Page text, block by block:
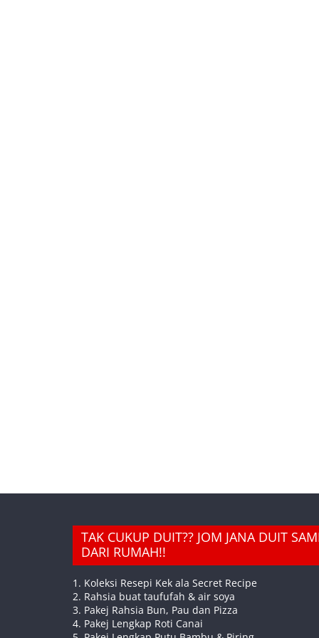
TAK CUKUP DUIT?? JOM JANA DUIT
DARI RUMAH!!
1. Koleksi Resepi Kek ala Secret Recipe
2. Rahsia buat taufufah & air soya
3. Pakej Rahsia Bun, Pau dan Pizza
4. Pakej Lengkap Roti Canai